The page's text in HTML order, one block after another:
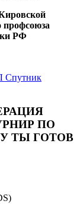
профсоюза
РФ
ПО
ТЫ ГОТОВ